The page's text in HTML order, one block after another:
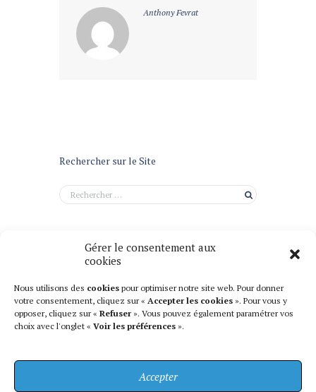
Gérer le consentement aux
cookies
Nous utilisons des cookies pour optimiser notre site web. Pour donner
votre consentement, cliquez sur « Accepter les cookies ». Pour vous y
opposer, cliquez sur « Refuser ». Vous pouvez également paramétrer vos
choix avec l'onglet « Voir les préférences ».
Accepter
Anthony Fevrat
Rechercher sur le Site